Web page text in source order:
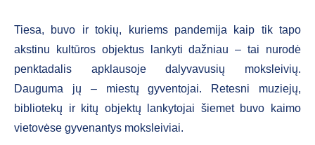
Tiesa, buvo ir tokių, kuriems pandemija kaip tik tapo
akstinu kultūros objektus lankyti dažniau – tai nurodė
penktadalis apklausoje dalyvavusių moksleivių.
Dauguma jų – miestų gyventojai. Retesni muziejų,
bibliotekų ir kitų objektų lankytojai šiemet buvo kaimo
vietovėse gyvenantys moksleiviai.